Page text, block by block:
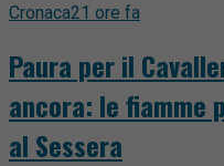
Cronaca21 ore fa
Paura per il
ancora: le fiamme
al Sessera